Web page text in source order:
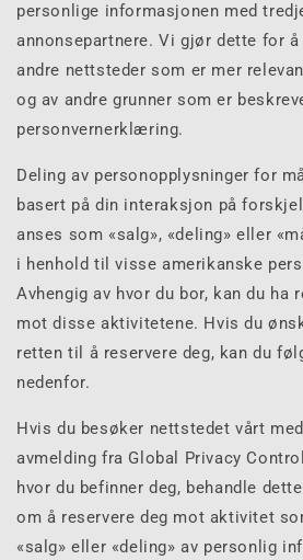
personlige informasjonen med
annonsepartnere. Vi gjør dette for
andre nettsteder som er mer
og av andre grunner som er
personvernerklæring.
Deling av personopplysninger for
basert på din interaksjon på
anses som «salg», «deling» eller
i henhold til visse amerikanske
Avhengig av hvor du bor, kan du ha
mot disse aktivitetene. Hvis du
retten til å reservere deg, kan du
nedenfor.
Hvis du besøker nettstedet vårt
avmelding fra Global Privacy
hvor du befinner deg, behandle
om å reservere deg mot aktivitet
«salg» eller «deling» av personlig